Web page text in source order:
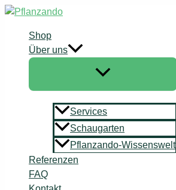
Zum
springenShop
Über uns
Services
Schaugarten
Pflanzando-Wissenswelt
Referenzen
FAQ